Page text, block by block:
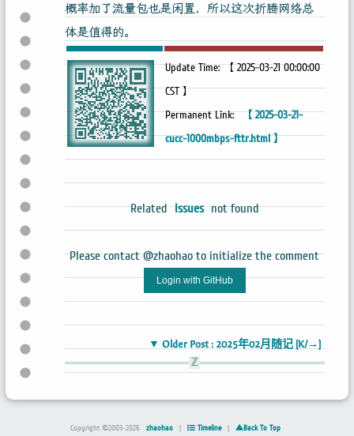
概率加了流量包也是闲置，所以这次折腾网络总
体是值得的。
Update Time: 【 2025-03-21 00:00:00
CST 】
Permanent Link: 【 2025-03-21-
cucc-1000mbps-fttr.html 】
Related Issues not found
Please contact @zhaohao to initialize the comment
Login with GitHub
▼ Older Post : 2025年02月随记 [K/→]
Copyright ©2003-2026 zhaohao | Timeline | ▲Back To Top